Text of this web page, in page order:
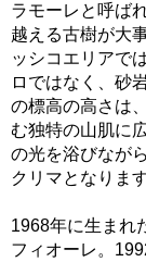
ラモーレと呼ば
越える古樹が大
ッシコエリアで
ロではなく、砂
の標高の高さは
む独特の山肌に
の光を浴びなが
クリマとなります
1968年に生まれ
フィオーレ。